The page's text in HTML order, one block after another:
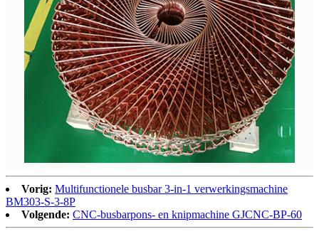
Vorig: Multifunctionele busbar 3-in-1 verwerkingsmachine
BM303-S-3-8P
Volgende: CNC-busbarpons- en knipmachine GJCNC-BP-60